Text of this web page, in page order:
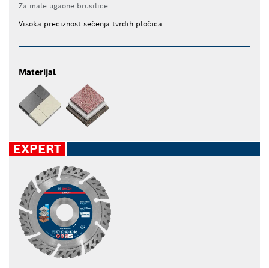
Za male ugaone brusilice
Visoka preciznost sečenja tvrdih pločica
Materijal
EXPERT